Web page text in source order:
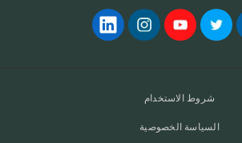
شروط الاستخدام
السياسة الخصوصية